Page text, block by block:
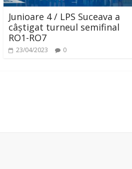
Junioare 4 / LPS Suceava a
câștigat turneul semifinal
RO1-RO7
23/04/2023 0